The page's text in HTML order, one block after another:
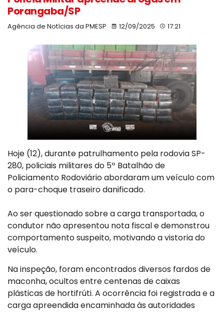
Porangaba/SP
Agência de Notícias da PMESP 12/09/2025 17:21
Hoje (12), durante patrulhamento pela rodovia SP-
280, policiais militares do 5º Batalhão de
Policiamento Rodoviário abordaram um veículo com
o para-choque traseiro danificado.
Ao ser questionado sobre a carga transportada, o
condutor não apresentou nota fiscal e demonstrou
comportamento suspeito, motivando a vistoria do
veículo.
Na inspeção, foram encontrados diversos fardos de
maconha, ocultos entre centenas de caixas
plásticas de hortifrúti. A ocorrência foi registrada e a
carga apreendida encaminhada às autoridades